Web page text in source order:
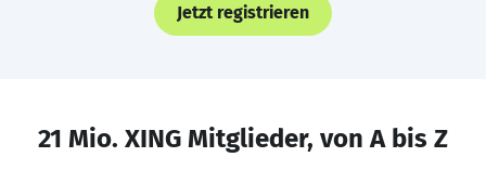
Jetzt registrieren
21 Mio. XING Mitglieder, von A bis Z